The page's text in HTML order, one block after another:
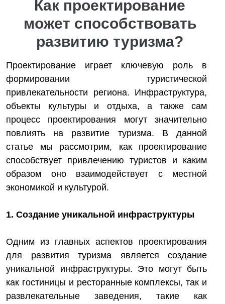
Как проектирование
может способствовать
развитию туризма?
Проектирование играет ключевую роль в
формировании туристической
привлекательности региона. Инфраструктура,
объекты культуры и отдыха, а также сам
процесс проектирования могут значительно
повлиять на развитие туризма. В данной
статье мы рассмотрим, как проектирование
способствует привлечению туристов и каким
образом оно взаимодействует с местной
экономикой и культурой.
1. Создание уникальной инфраструктуры
Одним из главных аспектов проектирования
для развития туризма является создание
уникальной инфраструктуры. Это могут быть
как гостиницы и ресторанные комплексы, так и
развлекательные заведения, такие как